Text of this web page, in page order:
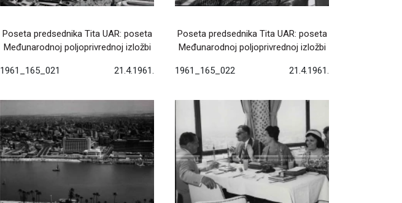
Poseta predsednika Tita UAR: poseta
Međunarodnoj poljoprivrednoj izložbi
1961_165_021 21.4.1961.
Poseta predsednika Tita UAR: poseta
Međunarodnoj poljoprivrednoj izložbi
1961_165_022 21.4.1961.